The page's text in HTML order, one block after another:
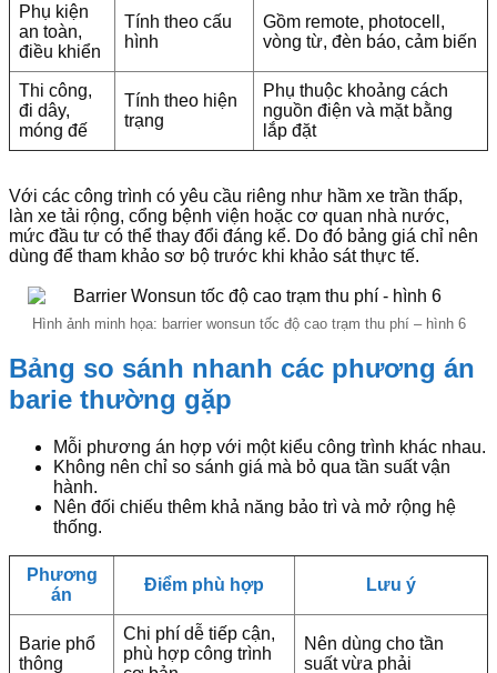
Phụ kiện
an toàn,
điều khiển
Tính theo cấu
hình
Gồm remote, photocell,
vòng từ, đèn báo, cảm biến
Thi công,
đi dây,
móng đế
Tính theo hiện
trạng
Phụ thuộc khoảng cách
nguồn điện và mặt bằng
lắp đặt
Với các công trình có yêu cầu riêng như hầm xe trần thấp,
làn xe tải rộng, cổng bệnh viện hoặc cơ quan nhà nước,
mức đầu tư có thể thay đổi đáng kể. Do đó bảng giá chỉ nên
dùng để tham khảo sơ bộ trước khi khảo sát thực tế.
Hình ảnh minh họa: barrier wonsun tốc độ cao trạm thu phí – hình 6
Bảng so sánh nhanh các phương án
barie thường gặp
Mỗi phương án hợp với một kiểu công trình khác nhau.
Không nên chỉ so sánh giá mà bỏ qua tần suất vận
hành.
Nên đối chiếu thêm khả năng bảo trì và mở rộng hệ
thống.
Phương
án
Điểm phù hợp Lưu ý
Barie phổ
thông
Chi phí dễ tiếp cận,
phù hợp công trình
Nên dùng cho tần
suất vừa phải